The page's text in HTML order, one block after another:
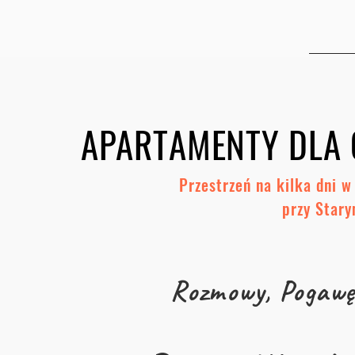
APARTAMENTY
Przestrzeń na kilka dni
przy
Rozmowy,